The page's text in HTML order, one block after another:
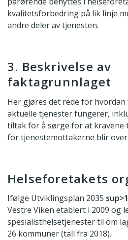
kvalitetsforbedring på lik linje
andre deler av tjenesten.
3. Beskrivelse av
faktagrunnlaget
Her gjøres det rede for
aktuelle tjenester fungerer,
tiltak for å sørge for at kravene
for tjenestemottakerne blir
Helseforetakets
Ifølge Utviklingsplan 2035 sup>1
Vestre Viken etablert i 2009 og
spesialisthelsetjenester til om
26 kommuner (tall fra 2018).